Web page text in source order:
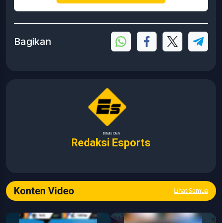
Bagikan
Ditulis Oleh
Redaksi Esports
Konten Video Lihat Semua